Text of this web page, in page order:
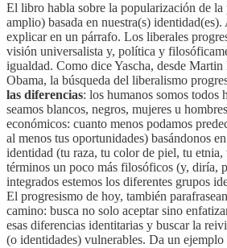
El libro habla sobre la popularización de
amplio) basada en nuestra(s)
explicar en un párrafo. Los liberales
visión universalista y, política y
igualdad. Como dice Yascha, desde
Obama, la búsqueda del liberalismo
las diferencias: los humanos somos todos
seamos blancos, negros, mujeres u
económicos: cuanto menos podamos
al menos tus oportunidades) basándonos
identidad (tu raza, tu color de piel, tu
términos un poco más filosóficos (y, diría,
integrados estemos los diferentes grupos
El progresismo de hoy, también
camino: busca no solo aceptar sino
esas diferencias identitarias y buscar la
(o identidades) vulnerables. Da un ejemplo